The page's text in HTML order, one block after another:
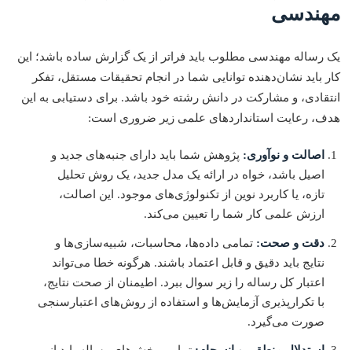
مهندسی
یک رساله مهندسی مطلوب باید فراتر از یک گزارش ساده باشد؛ این
کار باید نشان‌دهنده توانایی شما در انجام تحقیقات مستقل، تفکر
انتقادی، و مشارکت در دانش رشته خود باشد. برای دستیابی به این
هدف، رعایت استانداردهای علمی زیر ضروری است:
اصالت و نوآوری: پژوهش شما باید دارای جنبه‌های جدید و
اصیل باشد، خواه در ارائه یک مدل جدید، یک روش تحلیل
تازه، یا کاربرد نوین از تکنولوژی‌های موجود. این اصالت،
ارزش علمی کار شما را تعیین می‌کند.
دقت و صحت: تمامی داده‌ها، محاسبات، شبیه‌سازی‌ها و
نتایج باید دقیق و قابل اعتماد باشند. هرگونه خطا می‌تواند
اعتبار کل رساله را زیر سوال ببرد. اطیمنان از صحت نتایج،
با تکرارپذیری آزمایش‌ها و استفاده از روش‌های اعتبارسنجی
صورت می‌گیرد.